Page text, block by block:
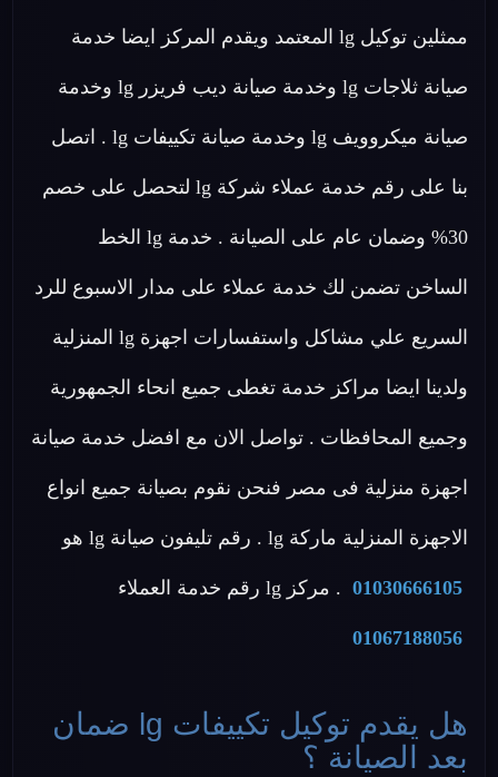
ممثلين توكيل lg المعتمد ويقدم المركز ايضا خدمة
صيانة ثلاجات lg وخدمة صيانة ديب فريزر lg وخدمة
صيانة ميكروويف lg وخدمة صيانة تكييفات lg . اتصل
بنا على رقم خدمة عملاء شركة lg لتحصل على خصم
30% وضمان عام على الصيانة . خدمة lg الخط
الساخن تضمن لك خدمة عملاء على مدار الاسبوع للرد
السريع علي مشاكل واستفسارات اجهزة lg المنزلية
ولدينا ايضا مراكز خدمة تغطى جميع انحاء الجمهورية
وجميع المحافظات . تواصل الان مع افضل خدمة صيانة
اجهزة منزلية فى مصر فنحن نقوم بصيانة جميع انواع
الاجهزة المنزلية ماركة lg . رقم تليفون صيانة lg هو
01030666105 . مركز lg رقم خدمة العملاء
01067188056
هل يقدم توكيل تكييفات lg ضمان
بعد الصيانة ؟